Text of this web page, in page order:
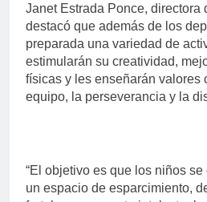
Janet Estrada Ponce, directora
destacó que además de los
preparada una variedad de
estimularán su creatividad,
físicas y les enseñarán valores
equipo, la perseverancia y la
“El objetivo es que los niños
un espacio de esparcimiento,